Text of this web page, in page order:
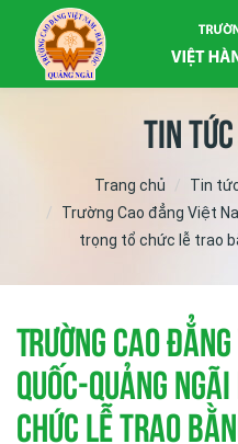
Tin
Trang chủ Tin
Trường Cao đẳng Việt
trọng tổ chức lễ trao
Trường Cao
Quốc-Quảng
chức lễ trao